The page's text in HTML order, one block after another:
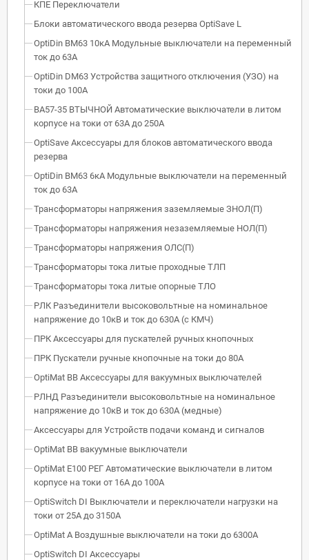
КПЕ Переключатели
Блоки автоматического ввода резерва OptiSave L
OptiDin BM63 10кА Модульные выключатели на переменный
ток до 63А
OptiDin DM63 Устройства защитного отключения (УЗО) на
токи до 100А
ВА57-35 ВТЫЧНОЙ Автоматические выключатели в литом
корпусе на токи от 63А до 250А
OptiSave Аксессуары для блоков автоматического ввода
резерва
OptiDin BM63 6кА Модульные выключатели на переменный
ток до 63А
Трансформаторы напряжения заземляемые ЗНОЛ(П)
Трансформаторы напряжения незаземляемые НОЛ(П)
Трансформаторы напряжения ОЛС(П)
Трансформаторы тока литые проходные ТЛП
Трансформаторы тока литые опорные ТЛО
РЛК Разъединители высоковольтные на номинальное
напряжение до 10кВ и ток до 630А (с КМЧ)
ПРК Аксессуары для пускателей ручных кнопочных
ПРК Пускатели ручные кнопочные на токи до 80А
OptiMat BB Аксессуары для вакуумных выключателей
РЛНД Разъединители высоковольтные на номинальное
напряжение до 10кВ и ток до 630А (медные)
Аксессуары для Устройств подачи команд и сигналов
OptiMat BB вакуумные выключатели
OptiMat E100 РЕГ Автоматические выключатели в литом
корпусе на токи от 16А до 100А
OptiSwitch DI Выключатели и переключатели нагрузки на
токи от 25А до 3150А
OptiMat A Воздушные выключатели на токи до 6300А
OptiSwitch DI Аксессуары